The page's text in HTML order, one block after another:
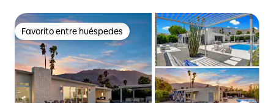
Favorito entre huéspedes
Favorito entre huéspedes